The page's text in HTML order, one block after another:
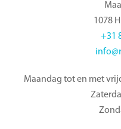
1078
+31
Maandag tot en met